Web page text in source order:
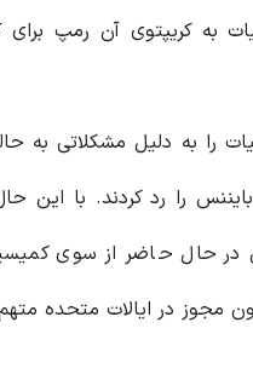
را به دلیل مشکلاتی به
را رد کردند. با این
در حال حاضر از سوی
مجوز در ایالات متحده